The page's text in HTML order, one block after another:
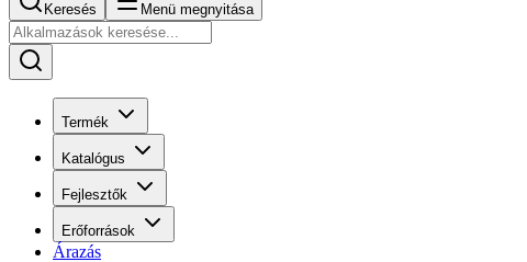
Keresés Menü megnyitása
Termék
Katalógus
Fejlesztők
Erőforrások
Árazás